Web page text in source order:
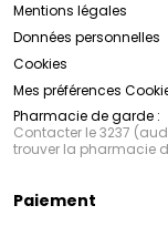
Mentions légales
Données personnelles
Cookies
Mes préférences
Pharmacie de garde :
Contacter le 3237
trouver la pharmacie
Paiement